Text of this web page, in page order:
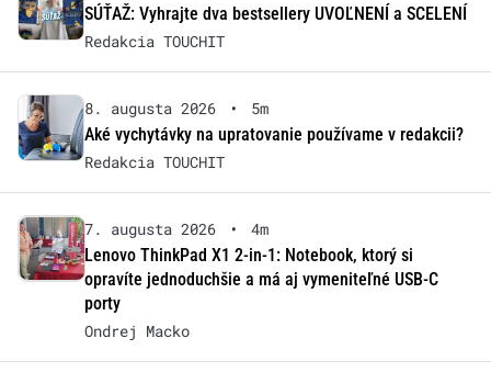
SÚŤAŽ: Vyhrajte dva bestsellery UVOĽNENÍ a SCELENÍ
Redakcia TOUCHIT
8. augusta 2026 •
5m
Aké vychytávky na upratovanie používame v redakcii?
Redakcia TOUCHIT
7. augusta 2026 •
4m
Lenovo ThinkPad X1 2-in-1: Notebook, ktorý si
opravíte jednoduchšie a má aj vymeniteľné USB-C
porty
Ondrej Macko